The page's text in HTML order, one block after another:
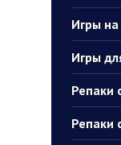
Игры
Игры
Репаки
Репаки